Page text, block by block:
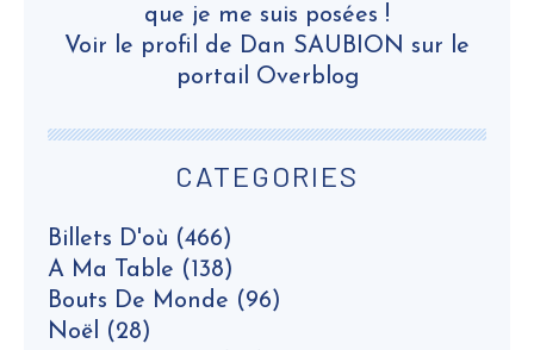
CATEGORIES
Billets D'où (466)
A Ma Table (138)
Bouts De Monde (96)
Noël (28)
que je me suis posées !
Voir le profil de Dan SAUBION sur le
portail Overblog